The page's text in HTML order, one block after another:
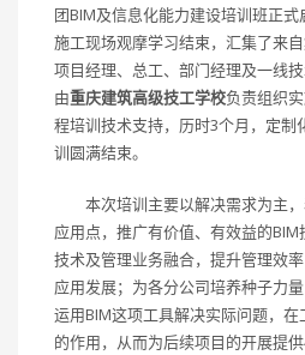
团BIM及信息化能力建设培训班正式
施工现场观摩学习结束，汇集了来
项目经理、总工、部门经理及一线
由重庆建筑高级技工学校负责组织实
程培训技术支持，历时3个月，定制
训圆满结束。
本次培训主要以解决需求为主
应用点，推广有价值、有效益的
技术及管理业务融合，提升管理效
应用发展；为各分公司培养种子力
运用BIM这项工具解决实际问题，
的作用，从而为后续项目的开展提